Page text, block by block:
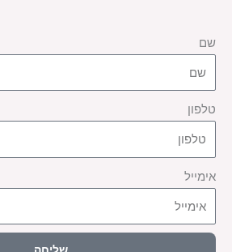
שם
טלפון
אימייל
שליחה